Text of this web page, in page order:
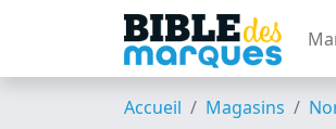
Accueil Magasins